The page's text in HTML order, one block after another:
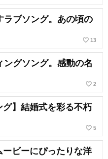
ラブソング。あの頃の
favorite_border 13
グソング。感動の名
favorite_border 2
グ】結婚式を彩る不朽
favorite_border 5
ービーにぴったりな洋